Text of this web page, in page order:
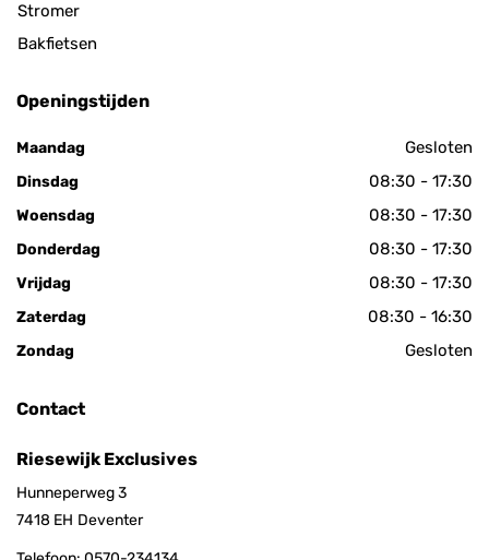
Stromer
Bakfietsen
Openingstijden
Maandag Gesloten
Dinsdag 08:30 - 17:30
Woensdag 08:30 - 17:30
Donderdag 08:30 - 17:30
Vrijdag 08:30 - 17:30
Zaterdag 08:30 - 16:30
Zondag Gesloten
Contact
Riesewijk Exclusives
Hunneperweg 3
7418 EH Deventer